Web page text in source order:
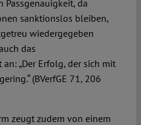
Passgenauigkeit, da
sanktionslos bleiben,
wiedergegeben
das
„Der Erfolg, der sich mit
(BVerfGE 71, 206
zeugt zudem von einem